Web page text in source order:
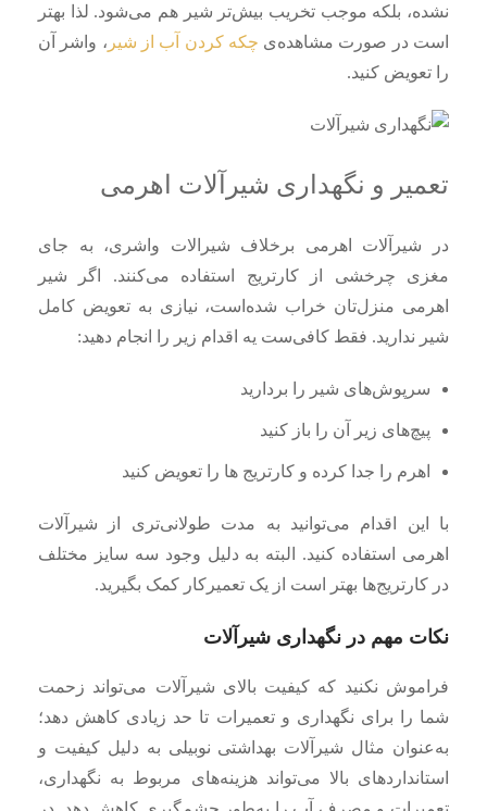
نشده، بلکه موجب تخریب بیش‌تر شیر هم می‌شود. لذا بهتر
است در صورت مشاهده‌ی چکه کردن آب از شیر ، واشر آن
را تعویض کنید.
تعمیر و نگهداری شیرآلات اهرمی
در شیرآلات اهرمی برخلاف شیرالات واشری، به جای
مغزی چرخشی از کارتریج استفاده می‌کنند. اگر شیر
اهرمی منزل‌تان خراب شده‌است، نیازی به تعویض کامل
شیر ندارید. فقط کافی‌ست یه اقدام زیر را انجام دهید:
سرپوش‌های شیر را بردارید
پیچ‌های زیر آن را باز کنید
اهرم را جدا کرده و کارتریج ها را تعویض کنید
با این اقدام می‌توانید به مدت طولانی‌تری از شیرآلات
اهرمی استفاده کنید. البته به دلیل وجود سه سایز مختلف
در کارتریج‌ها بهتر است از یک تعمیرکار کمک بگیرید.
نکات مهم در نگهداری شیرآلات
فراموش نکنید که کیفیت بالای شیرآلات می‌تواند زحمت
شما را برای نگهداری و تعمیرات تا حد زیادی کاهش دهد؛
به‌عنوان مثال شیرآلات بهداشتی نوبیلی به دلیل کیفیت و
استانداردهای بالا می‌تواند هزینه‌های مربوط به نگهداری،